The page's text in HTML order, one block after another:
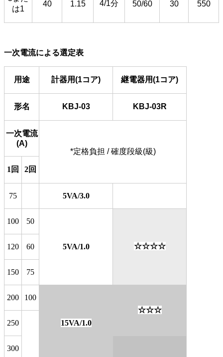
は1
40 1.15 4/1分 50/60 30 550
一次電流による選定表
用途 計器用(1コア) 継電器用(1コア)
形名 KBJ-03 KBJ-03R
一次電流
(A)
*定格負担 / 確度段級(級)
1回 2回
75 5VA/3.0
100 50
5VA/1.0 ☆☆☆☆
120 60
150 75
200 100
15VA/1.0
☆☆☆
250
300